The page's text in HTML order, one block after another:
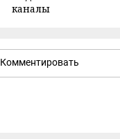
каналы
Комментировать